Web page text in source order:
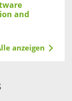
and
anzeigen